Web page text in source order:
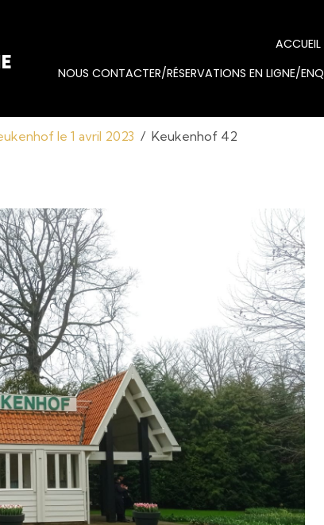
ACCUEIL
NOUS CONTACTER/RÉSERVATIONS EN LIGNE/
le 1 avril 2023 Keukenhof 42